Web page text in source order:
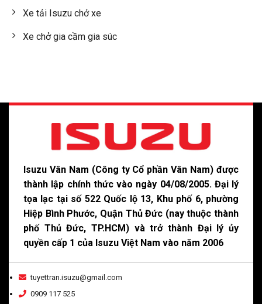
Xe tải Isuzu chở xe
Xe chở gia cầm gia súc
Isuzu Vân Nam (Công ty Cổ phần Vân Nam) được
thành lập chính thức vào ngày 04/08/2005. Đại lý
tọa lạc tại số 522 Quốc lộ 13, Khu phố 6, phường
Hiệp Bình Phước, Quận Thủ Đức (nay thuộc thành
phố Thủ Đức, TP.HCM) và trở thành Đại lý ủy
quyền cấp 1 của Isuzu Việt Nam vào năm 2006
tuyettran.isuzu@gmail.com
0909 117 525